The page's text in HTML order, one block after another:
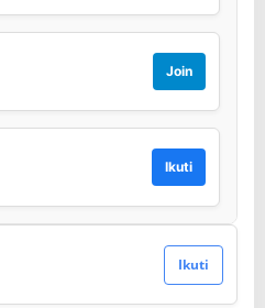
Join
Ikuti
Ikuti